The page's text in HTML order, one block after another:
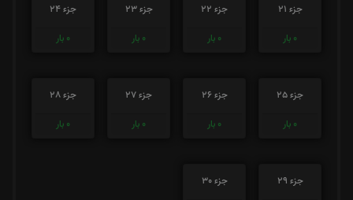
جزء 21
0 بار
جزء 22
0 بار
جزء 23
0 بار
جزء 24
0 بار
جزء 25
0 بار
جزء 26
0 بار
جزء 27
0 بار
جزء 28
0 بار
جزء 29
جزء 30